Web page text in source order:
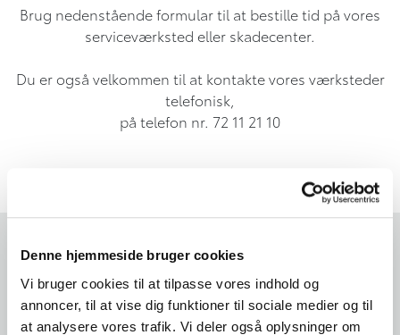
Denne hjemmeside bruger cookies
Vi bruger cookies til at tilpasse vores indhold og
annoncer, til at vise dig funktioner til sociale medier og til
at analysere vores trafik. Vi deler også oplysninger om
Brug nedenstående formular til at bestille tid på vores
serviceværksted eller skadecenter.
Du er også velkommen til at kontakte vores værksteder
telefonisk,
på telefon nr. 72 11 21 10
1 3 5